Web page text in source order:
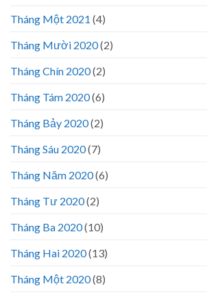
Tháng Một 2021 (4)
Tháng Mười 2020(2)
Tháng Chín 2020(2)
Tháng Tám 2020(6)
Tháng Bảy 2020(2)
Tháng Sáu 2020(7)
Tháng Năm 2020(6)
Tháng Tư 2020(2)
Tháng Ba 2020(10)
Tháng Hai 2020(13)
Tháng Một 2020(8)